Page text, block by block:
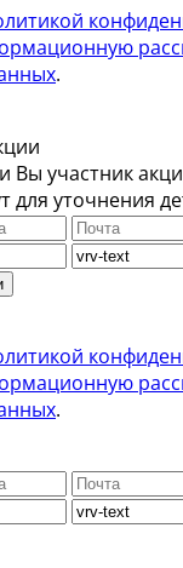
.
Вы участник
для уточнения
.